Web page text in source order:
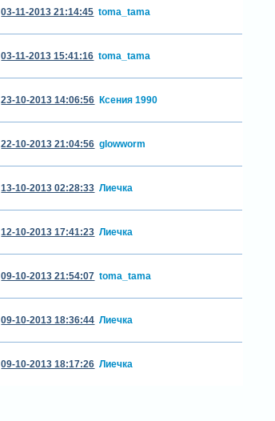
03-11-2013 21:14:45 toma_tama
03-11-2013 15:41:16 toma_tama
23-10-2013 14:06:56 Ксения 1990
22-10-2013 21:04:56 glowworm
13-10-2013 02:28:33 Лиечка
12-10-2013 17:41:23 Лиечка
09-10-2013 21:54:07 toma_tama
09-10-2013 18:36:44 Лиечка
09-10-2013 18:17:26 Лиечка